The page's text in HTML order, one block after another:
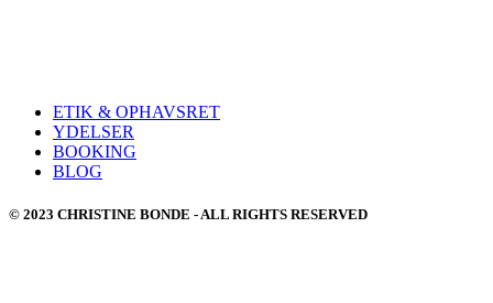
ETIK & OPHAVSRET
YDELSER
BOOKING
BLOG
© 2023 CHRISTINE BONDE - ALL RIGHTS RESERVED